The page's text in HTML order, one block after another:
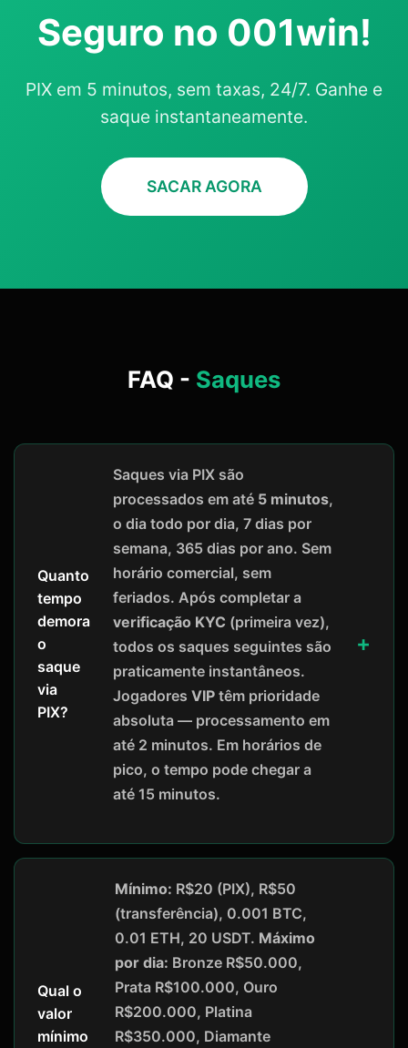
Seguro no 001win!
PIX em 5 minutos, sem taxas, 24/7. Ganhe e
saque instantaneamente.
SACAR AGORA
FAQ - Saques
Quanto
tempo
demora
o
saque
via
PIX?
Saques via PIX são
processados em até 5 minutos,
o dia todo por dia, 7 dias por
semana, 365 dias por ano. Sem
horário comercial, sem
feriados. Após completar a
verificação KYC (primeira vez),
todos os saques seguintes são
praticamente instantâneos.
Jogadores VIP têm prioridade
absoluta — processamento em
até 2 minutos. Em horários de
pico, o tempo pode chegar a
até 15 minutos.
Qual o
valor
mínimo
Mínimo: R$20 (PIX), R$50
(transferência), 0.001 BTC,
0.01 ETH, 20 USDT. Máximo
por dia: Bronze R$50.000,
Prata R$100.000, Ouro
R$200.000, Platina
R$350.000, Diamante